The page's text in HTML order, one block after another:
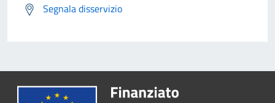
Segnala disservizio